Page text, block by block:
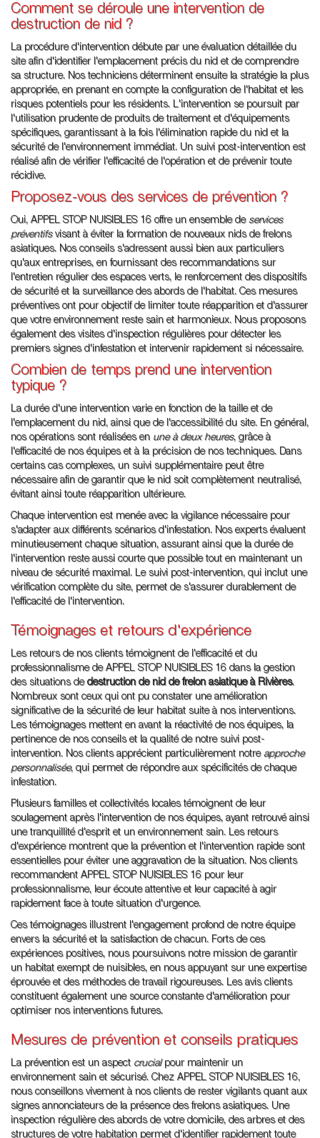
Comment se déroule une intervention de
destruction de nid ?
La procédure d'intervention débute par une évaluation détaillée du
site afin d'identifier l'emplacement précis du nid et de comprendre
sa structure. Nos techniciens déterminent ensuite la stratégie la plus
appropriée, en prenant en compte la configuration de l'habitat et les
risques potentiels pour les résidents. L'intervention se poursuit par
l'utilisation prudente de produits de traitement et d'équipements
spécifiques, garantissant à la fois l'élimination rapide du nid et la
sécurité de l'environnement immédiat. Un suivi post-intervention est
réalisé afin de vérifier l'efficacité de l'opération et de prévenir toute
récidive.
Proposez-vous des services de prévention ?
Oui, APPEL STOP NUISIBLES 16 offre un ensemble de services
préventifsvisant à éviter la formation de nouveaux nids de frelons
asiatiques. Nos conseils s'adressent aussi bien aux particuliers
qu'aux entreprises, en fournissant des recommandations sur
l'entretien régulier des espaces verts, le renforcement des dispositifs
de sécurité et la surveillance des abords de l'habitat. Ces mesures
préventives ont pour objectif de limiter toute réapparition et d'assurer
que votre environnement reste sain et harmonieux. Nous proposons
également des visites d'inspection régulières pour détecter les
premiers signes d'infestation et intervenir rapidement si nécessaire.
Combien de temps prend une intervention
typique ?
La durée d'une intervention varie en fonction de la taille et de
l'emplacement du nid, ainsi que de l'accessibilité du site. En général,
nos opérations sont réalisées en une à deux heures, grâce à
l'efficacité de nos équipes et à la précision de nos techniques. Dans
certains cas complexes, un suivi supplémentaire peut être
nécessaire afin de garantir que le nid soit complètement neutralisé,
évitant ainsi toute réapparition ultérieure.
Chaque intervention est menée avec la vigilance nécessaire pour
s'adapter aux différents scénarios d'infestation. Nos experts évaluent
minutieusement chaque situation, assurant ainsi que la durée de
l'intervention reste aussi courte que possible tout en maintenant un
niveau de sécurité maximal. Le suivi post-intervention, qui inclut une
vérification complète du site, permet de s'assurer durablement de
l'efficacité de l'intervention.
Témoignages et retours d'expérience
Les retours de nos clients témoignent de l'efficacité et du
professionnalisme de APPEL STOP NUISIBLES 16 dans la gestion
des situations de destruction de nid de frelon asiatique à Rivières.
Nombreux sont ceux qui ont pu constater une amélioration
significative de la sécurité de leur habitat suite à nos interventions.
Les témoignages mettent en avant la réactivité de nos équipes, la
pertinence de nos conseils et la qualité de notre suivi post-
intervention. Nos clients apprécient particulièrement notre approche
personnalisée, qui permet de répondre aux spécificités de chaque
infestation.
Plusieurs familles et collectivités locales témoignent de leur
soulagement après l'intervention de nos équipes, ayant retrouvé ainsi
une tranquillité d'esprit et un environnement sain. Les retours
d'expérience montrent que la prévention et l'intervention rapide sont
essentielles pour éviter une aggravation de la situation. Nos clients
recommandent APPEL STOP NUISIBLES 16 pour leur
professionnalisme, leur écoute attentive et leur capacité à agir
rapidement face à toute situation d'urgence.
Ces témoignages illustrent l'engagement profond de notre équipe
envers la sécurité et la satisfaction de chacun. Forts de ces
expériences positives, nous poursuivons notre mission de garantir
un habitat exempt de nuisibles, en nous appuyant sur une expertise
éprouvée et des méthodes de travail rigoureuses. Les avis clients
constituent également une source constante d'amélioration pour
optimiser nos interventions futures.
Mesures de prévention et conseils pratiques
La prévention est un aspect crucialpour maintenir un
environnement sain et sécurisé. Chez APPEL STOP NUISIBLES 16,
nous conseillons vivement à nos clients de rester vigilants quant aux
signes annonciateurs de la présence des frelons asiatiques. Une
inspection régulière des abords de votre domicile, des arbres et des
structures de votre habitation permet d'identifier rapidement toute